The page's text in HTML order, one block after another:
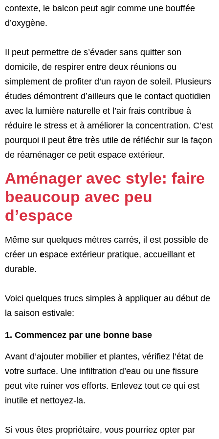
contexte, le balcon peut agir comme une bouffée
d’oxygène.
Il peut permettre de s’évader sans quitter son
domicile, de respirer entre deux réunions ou
simplement de profiter d’un rayon de soleil. Plusieurs
études démontrent d’ailleurs que le contact quotidien
avec la lumière naturelle et l’air frais contribue à
réduire le stress et à améliorer la concentration. C’est
pourquoi il peut être très utile de réfléchir sur la façon
de réaménager ce petit espace extérieur.
Aménager avec style: faire
beaucoup avec peu
d’espace
Même sur quelques mètres carrés, il est possible de
créer un espace extérieur pratique, accueillant et
durable.
Voici quelques trucs simples à appliquer au début de
la saison estivale:
1. Commencez par une bonne base
Avant d’ajouter mobilier et plantes, vérifiez l’état de
votre surface. Une infiltration d’eau ou une fissure
peut vite ruiner vos efforts. Enlevez tout ce qui est
inutile et nettoyez-la.
Si vous êtes propriétaire, vous pourriez opter par